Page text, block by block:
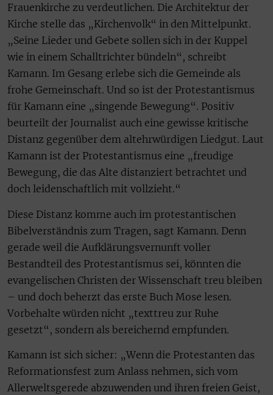
Frauenkirche zu verdeutlichen. Die Architektur der
Kirche stelle das „Kirchenvolk“ in den Mittelpunkt.
„Seine Lieder und Gebete sollen sich in der Kuppel
wie in einem Schalltrichter bündeln“, schreibt
Kamann. Im Gesang erlebe sich die Gemeinde als
frohe Gemeinschaft. Und so ist der Protestantismus
für Kamann eine „singende Bewegung“. Positiv
beurteilt der Journalist auch eine gewisse kritische
Distanz gegenüber dem altehrwürdigen Liedgut. Laut
Kamann ist der Protestantismus eine „freudige
Bewegung, die das Alte distanziert betrachtet und
doch leidenschaftlich mit vollzieht.“
Diese Distanz komme auch im protestantischen
Bibelverständnis zum Tragen, sagt Kamann. Denn
gerade weil die Aufklärungsvernunft voller
Bestandteil des Protestantismus sei, könnten die
evangelischen Christen der Wissenschaft treu bleiben
– und doch beherzt das erste Buch Mose lesen.
Vorbehalte würden nicht „texttreu zur Ruhe
gesetzt“, sondern als bereichernd empfunden.
Kamann ist sich sicher: „Wenn die Protestanten das
Reformationsfest zum Anlass nehmen, sich vom
Allerweltsgerede abzuwenden und ihren freien Geist,